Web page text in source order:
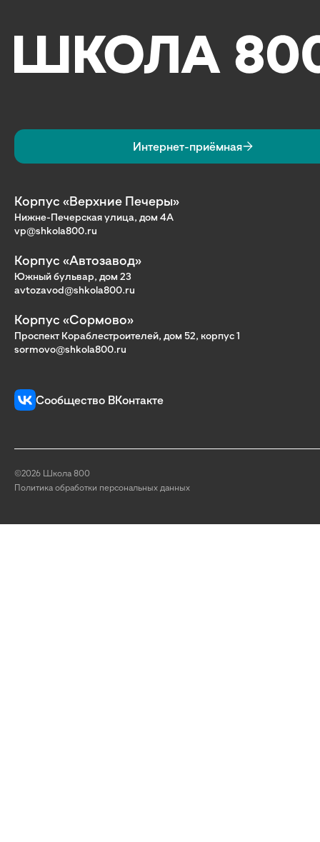
Интернет-приёмная
Корпус «Верхние Печеры»
Нижне-Печерская улица, дом 4А
vp@shkola800.ru
Корпус «Автозавод»
Южный бульвар, дом 23
avtozavod@shkola800.ru
Корпус «Сормово»
Проспект Кораблестроителей, дом 52, корпус 1
sormovo@shkola800.ru
Сообщество ВКонтакте
©2026 Школа 800
Политика обработки персональных данных